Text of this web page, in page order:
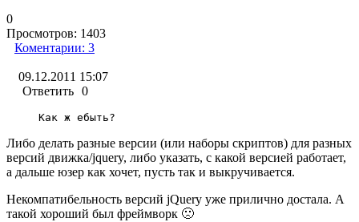
0
Просмотров: 1403
Коментарии: 3
09.12.2011 15:07
Ответить 0
Как ж ебыть?
Либо делать разные версии (или наборы скриптов) для разных
версий движка/jquery, либо указать, с какой версией работает,
а дальше юзер как хочет, пусть так и выкручивается.
Некомпатибельность версий jQuery уже прилично достала. А
такой хороший был фреймворк 🙁